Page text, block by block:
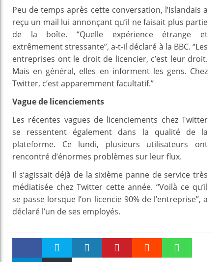
Peu de temps après cette conversation, l’Islandais a
reçu un mail lui annonçant qu’il ne faisait plus partie
de la boîte. “Quelle expérience étrange et
extrêmement stressante”, a-t-il déclaré à la BBC. “Les
entreprises ont le droit de licencier, c’est leur droit.
Mais en général, elles en informent les gens. Chez
Twitter, c’est apparemment facultatif.”
Vague de licenciements
Les récentes vagues de licenciements chez Twitter
se ressentent également dans la qualité de la
plateforme. Ce lundi, plusieurs utilisateurs ont
rencontré d’énormes problèmes sur leur flux.
Il s’agissait déjà de la sixième panne de service très
médiatisée chez Twitter cette année. “Voilà ce qu’il
se passe lorsque l’on licencie 90% de l’entreprise”, a
déclaré l’un de ses employés.